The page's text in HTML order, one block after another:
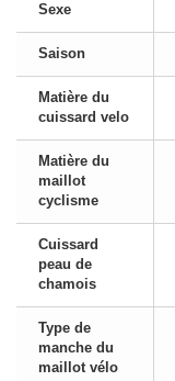
Sexe
Saison
Matière du
cuissard velo
Matière du
maillot
cyclisme
Cuissard
peau de
chamois
Type de
manche du
maillot vélo